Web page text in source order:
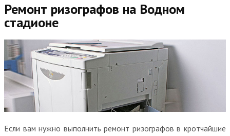
Ремонт ризографов на Водном
стадионе
Если вам нужно выполнить ремонт ризографов в кротчайшие